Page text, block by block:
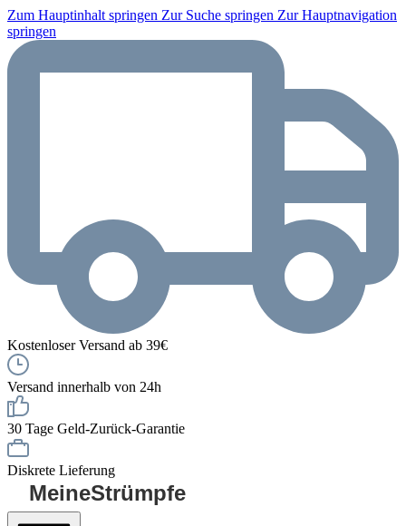
Zum Hauptinhalt springen Zur Suche springen Zur Hauptnavigation
springen
Kostenloser Versand ab 39€
Versand innerhalb von 24h
30 Tage Geld-Zurück-Garantie
Diskrete Lieferung
MeineStrümpfe